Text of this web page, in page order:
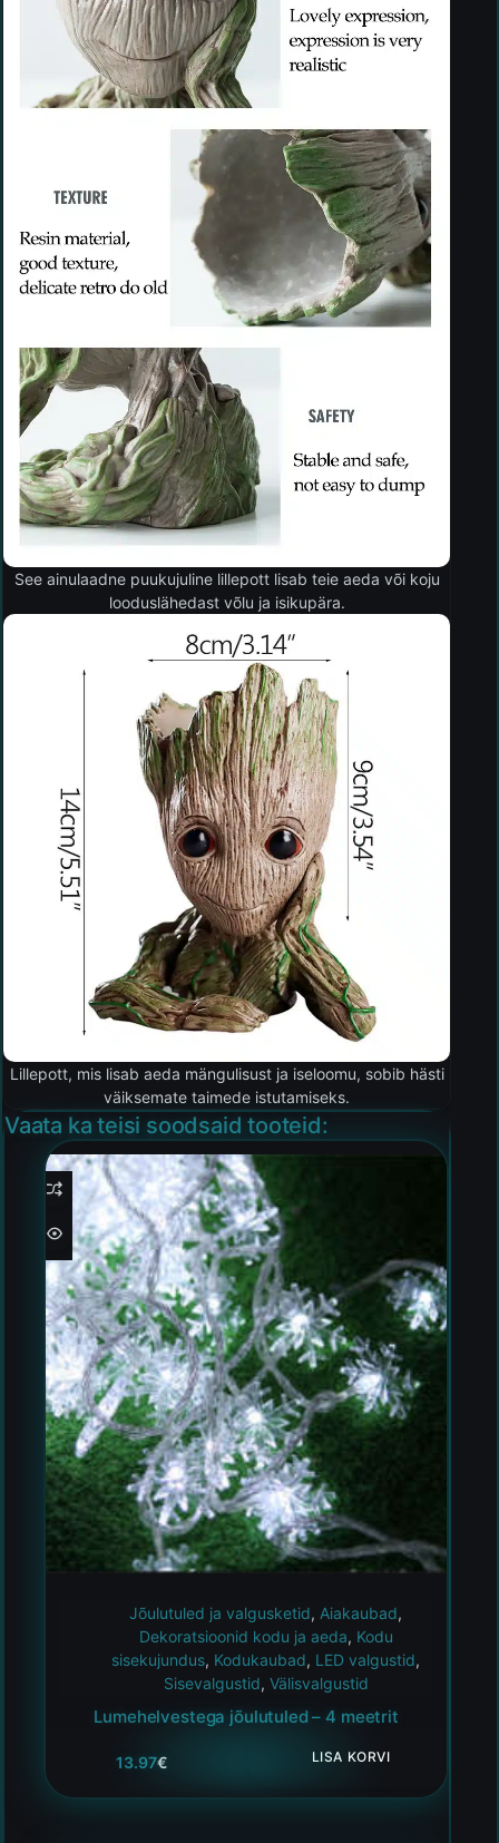
See ainulaadne puukujuline lillepott lisab teie aeda või koju
looduslähedast võlu ja isikupära.
Lillepott, mis lisab aeda mängulisust ja iseloomu, sobib hästi
väiksemate taimede istutamiseks.
Vaata ka teisi soodsaid tooteid:
Jõulutuled ja valgusketid, Aiakaubad,
Dekoratsioonid kodu ja aeda, Kodu
sisekujundus, Kodukaubad, LED valgustid,
Sisevalgustid, Välisvalgustid
Lumehelvestega jõulutuled – 4 meetrit
13.97€ LISA KORVI